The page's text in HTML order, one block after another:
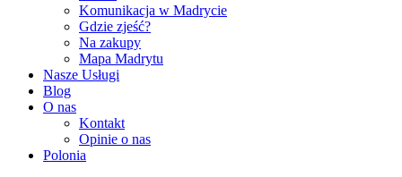
Komunikacja w Madrycie
Gdzie zjeść?
Na zakupy
Mapa Madrytu
Nasze Usługi
Blog
O nas
Kontakt
Opinie o nas
Polonia